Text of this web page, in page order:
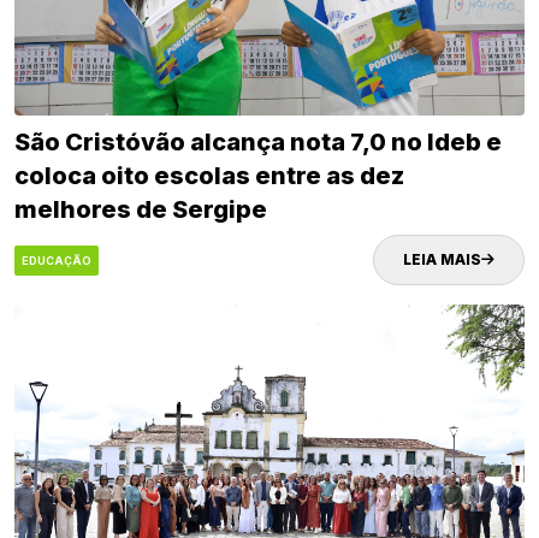
São Cristóvão alcança nota 7,0 no Ideb e
coloca oito escolas entre as dez
melhores de Sergipe
EDUCAÇÃO LEIA MAIS